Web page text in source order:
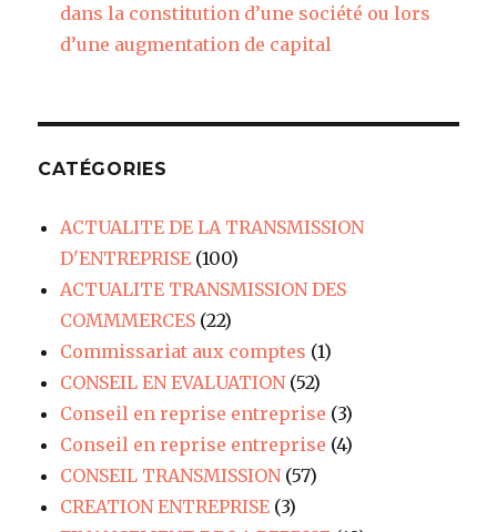
dans la constitution d’une société ou lors
d’une augmentation de capital
CATÉGORIES
ACTUALITE DE LA TRANSMISSION
D'ENTREPRISE (100)
ACTUALITE TRANSMISSION DES
COMMMERCES (22)
Commissariat aux comptes (1)
CONSEIL EN EVALUATION(52)
Conseil en reprise entreprise (3)
Conseil en reprise entreprise (4)
CONSEIL TRANSMISSION(57)
CREATION ENTREPRISE (3)